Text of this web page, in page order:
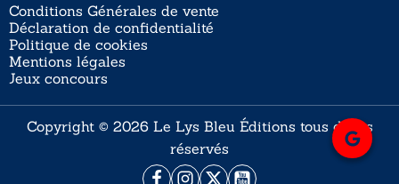
Conditions Générales de vente
Déclaration de confidentialité
Politique de cookies
Mentions légales
Jeux concours
Copyright © 2026 Le Lys Bleu Éditions tous droits
réservés